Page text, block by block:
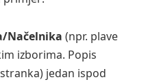
Načelnika (npr. plave
izborima. Popis
jedan ispod